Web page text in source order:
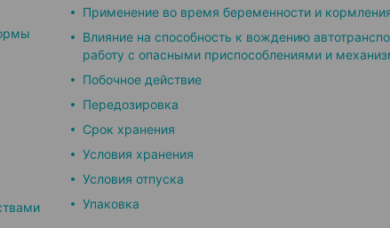
Применение во время беременности и
Влияние на способность к вождению
работу с опасными приспособлениями и
Побочное действие
Передозировка
Срок хранения
Условия хранения
Условия отпуска
Упаковка